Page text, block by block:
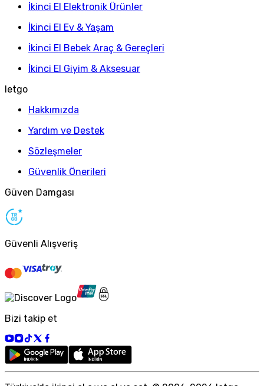
İkinci El Elektronik Ürünler
İkinci El Ev & Yaşam
İkinci El Bebek Araç & Gereçleri
İkinci El Giyim & Aksesuar
letgo
Hakkımızda
Yardım ve Destek
Sözleşmeler
Güvenlik Önerileri
Güven Damgası
Güvenli Alışveriş
Bizi takip et